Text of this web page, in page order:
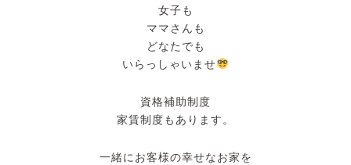
女子も
ママさんも
どなたでも
いらっしゃいませ
資格補助制度
家賃制度もあります。
一緒にお客様の幸せなお家を